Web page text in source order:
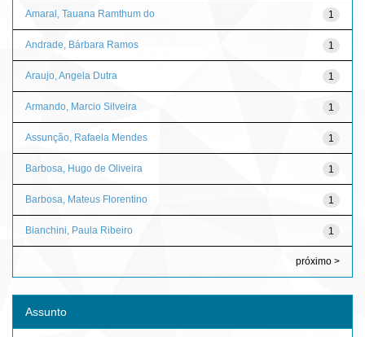
1
Amaral, Tauana Ramthum do
1
Andrade, Bárbara Ramos
1
Araujo, Angela Dutra
1
Armando, Marcio Silveira
1
Assunção, Rafaela Mendes
1
Barbosa, Hugo de Oliveira
1
Barbosa, Mateus Florentino
1
Bianchini, Paula Ribeiro
próximo >
Assunto